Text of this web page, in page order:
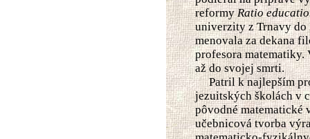
reformyRatio
univerzity z Trnavy
menovala za dekana
profesora
až do svojej smrti.
Patril k najlepším
jezuitských školách v
pôvodné matematické
učebnicová tvorba